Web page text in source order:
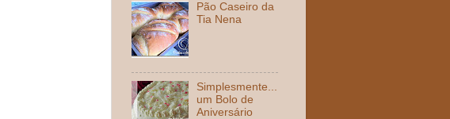
Pão Caseiro da
Tia Nena
Simplesmente...
um Bolo de
Aniversário